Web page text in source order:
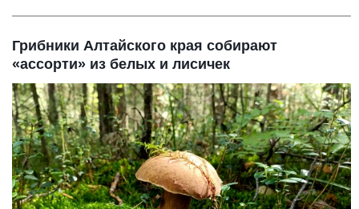
Грибники Алтайского края собирают
«ассорти» из белых и лисичек